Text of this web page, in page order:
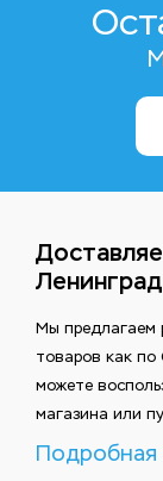
Мы предлагаем
товаров как
можете
магазина или
Подробная